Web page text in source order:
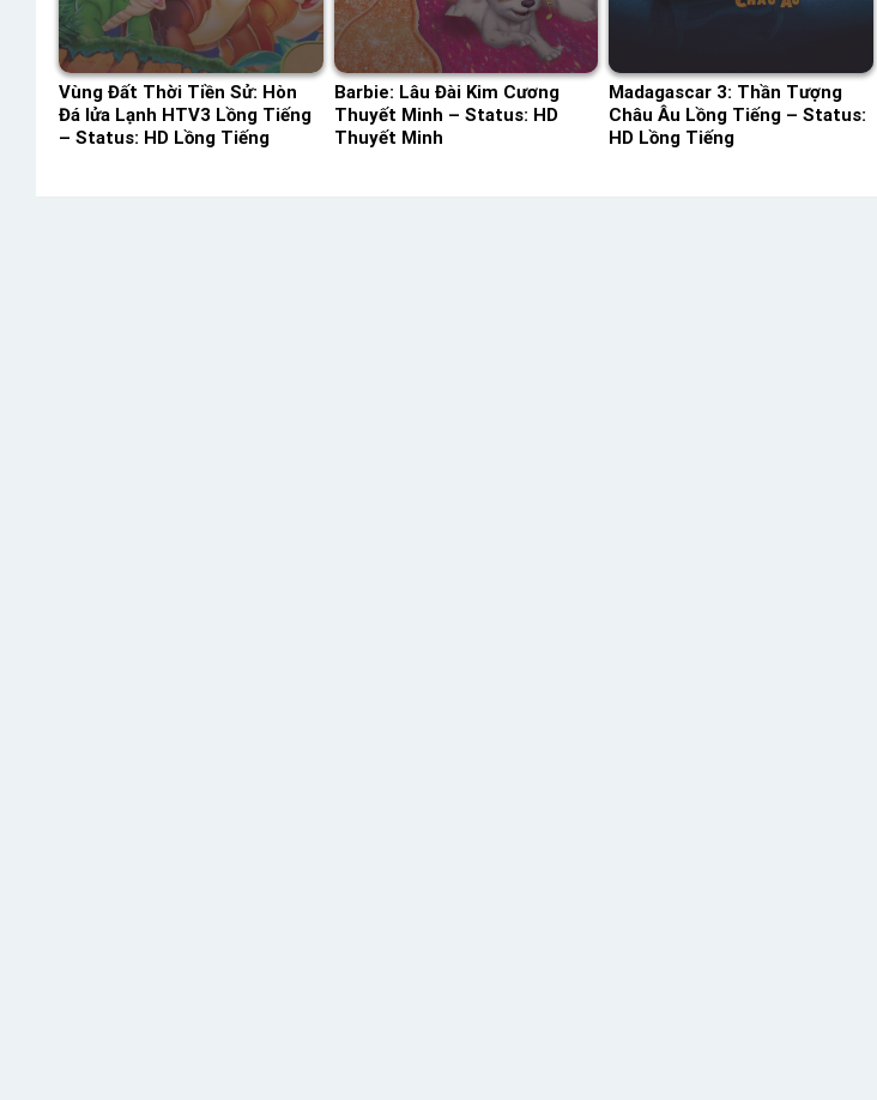
Vùng Đất Thời Tiền Sử: Hòn
Đá lửa Lạnh HTV3 Lồng Tiếng
– Status: HD Lồng Tiếng
Barbie: Lâu Đài Kim Cương
Thuyết Minh – Status: HD
Thuyết Minh
Madagascar 3: Thần Tượng
Châu Âu Lồng Tiếng – Status:
HD Lồng Tiếng